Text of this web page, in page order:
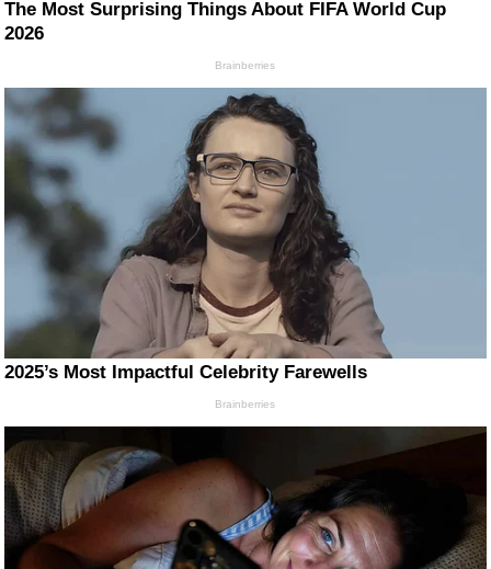
The Most Surprising Things About FIFA World Cup
2026
Brainberries
2025’s Most Impactful Celebrity Farewells
Brainberries